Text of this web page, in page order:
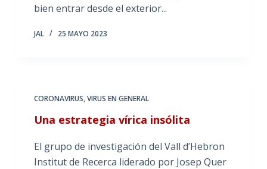
bien entrar desde el exterior...
JAL 25 MAYO 2023
CORONAVIRUS,VIRUS EN GENERAL
Una estrategia vírica insólita
El grupo de investigación del Vall d’Hebron
Institut de Recerca liderado por Josep Quer